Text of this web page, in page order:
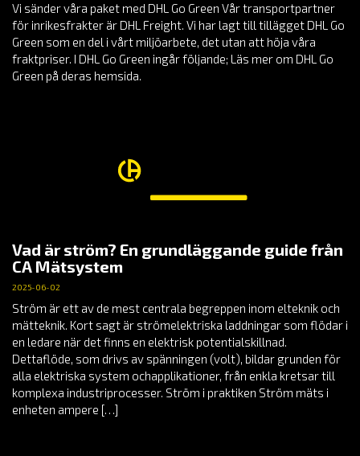
Vi sänder våra paket med DHL Go Green Vår transportpartner
för inrikesfrakter är DHL Freight. Vi har lagt till tillägget DHL Go
Green som en del i vårt miljöarbete, det utan att höja våra
fraktpriser. I DHL Go Green ingår följande; Läs mer om DHL Go
Green på deras hemsida.
Vad är ström? En grundläggande guide från
CA Mätsystem
2025-06-02
Ström är ett av de mest centrala begreppen inom elteknik och
mätteknik. Kort sagt är strömelektriska laddningar som flödar i
en ledare när det finns en elektrisk potentialskillnad.
Dettaflöde, som drivs av spänningen (volt), bildar grunden för
alla elektriska system ochapplikationer, från enkla kretsar till
komplexa industriprocesser. Ström i praktiken Ström mäts i
enheten ampere […]